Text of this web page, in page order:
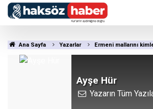
Ana Sayfa Yazarlar Ermeni mallarını
Ayşe Hür
Yazarın Tüm